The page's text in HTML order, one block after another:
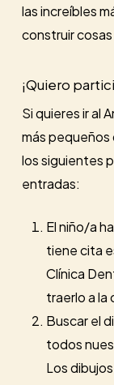
las increíbles
construir
¡Quiero
Si quieres ir al
más pequeños
los siguientes
entradas:
El niño/a
tiene cita
Clínica
traerlo a la
Buscar el
todos
Los